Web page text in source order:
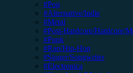
#Pop
#Alternative/Indie
#Metal
#Post-Hardcore/Hardcore/
#Punk
#Rap/Hip-Hop
#Singer/Songwriter
#Electronica